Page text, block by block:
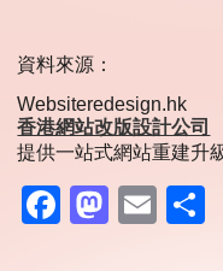
資料來源：
Websiteredesign.hk
香港網站改版設計公司
提供一站式網站重建升
Facebook